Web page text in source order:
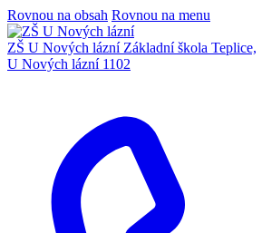
Rovnou na obsah Rovnou na menu
ZŠ U Nových lázní Základní škola Teplice,
U Nových lázní 1102